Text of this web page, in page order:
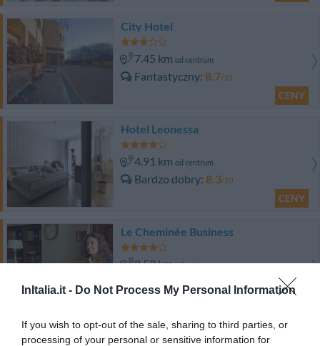
InItalia.it - Do Not Process My Personal Information
If you wish to opt-out of the sale, sharing to third parties, or
processing of your personal or sensitive information for
City Hotel
7.45 km od centrum
Fantastyczny 8.7/10
CENY
Hotel Leonessa
4.91 km od centrum
Bardzo dobry 8.3/10
CENY
Le Cheminée Business
8.52 kmod centrum
Hotel Fly